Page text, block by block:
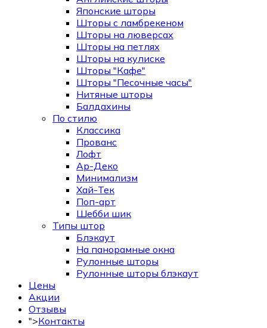
Японские шторы
Шторы с ламбрекеном
Шторы на люверсах
Шторы на петлях
Шторы на кулиске
Шторы "Кафе"
Шторы "Песочные часы"
Нитяные шторы
Балдахины
По стилю
Классика
Прованс
Лофт
Ар-Деко
Минимализм
Хай-Тек
Поп-арт
Шебби шик
Типы штор
Блэкаут
На панорамные окна
Рулонные шторы
Рулонные шторы блэкаут
Цены
Акции
Отзывы
">Контакты